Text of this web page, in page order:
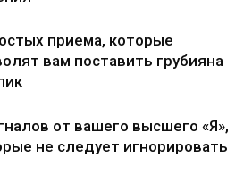
приема, которые
вам поставить грубияна
от вашего высшего «Я»,
не следует игнорировать